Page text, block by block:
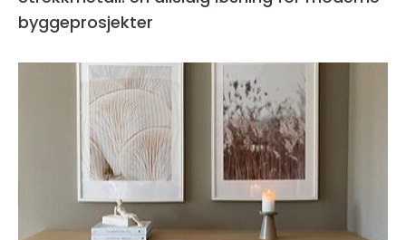
byggeprosjekter